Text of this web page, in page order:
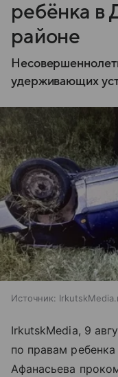
ребёнка в
районе
удерживающих
Источник:
IrkutskMedia, 9
по правам
Афанасьева